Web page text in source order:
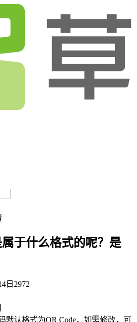
于什么格式的呢？是
日 2972
默认格式为QR Code，如需修改，可